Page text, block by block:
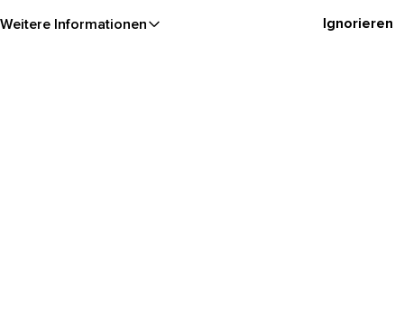
Weitere Informationen Ignorieren